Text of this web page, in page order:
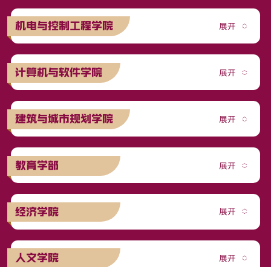
机电与控制工程学院
计算机与软件学院
建筑与城市规划学院
教育学部
经济学院
人文学院